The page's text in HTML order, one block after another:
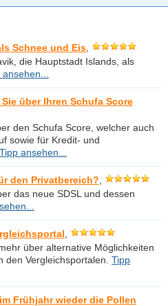
Schnee und Eis
die Hauptstadt Islands, als
über Ihren Schufa Score
den Schufa Score, welcher auch
sowie für Kredit- und
Tipp ansehen...
den Privatbereich?
das neue SDSL und dessen
über alternative Möglichkeiten
den Vergleichsportalen. Tipp
Frühjahr wieder die Pollen